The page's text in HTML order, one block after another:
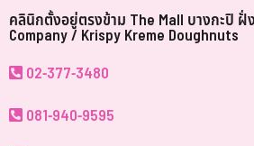
คลินิกตั้งอยู่ตรงข้าม The Mall บางกะปิ ฝั่
Company / Krispy Kreme Doughnuts
02-377-3480
081-940-9595